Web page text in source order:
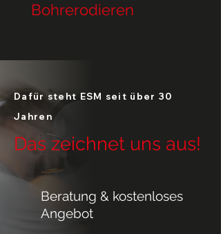
Bohrerodieren
Dafür steht ESM seit über 30
Jahren
Das zeichnet uns aus!
Beratung & kostenloses
Angebot